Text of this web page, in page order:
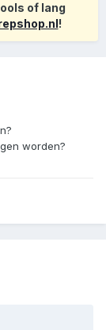
of lang
!
worden?